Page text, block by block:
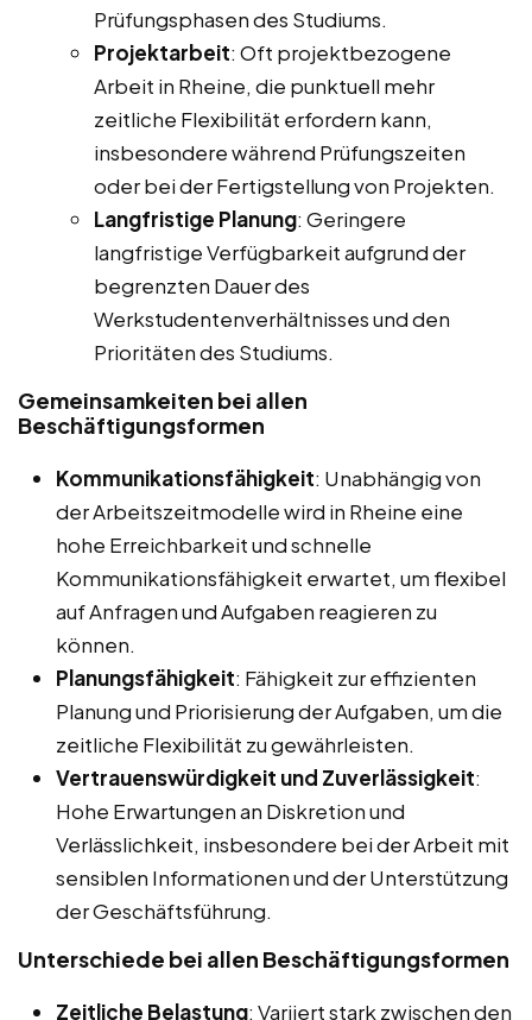
Prüfungsphasen des Studiums.
Projektarbeit: Oft projektbezogene
Arbeit in Rheine, die punktuell mehr
zeitliche Flexibilität erfordern kann,
insbesondere während Prüfungszeiten
oder bei der Fertigstellung von Projekten.
Langfristige Planung: Geringere
langfristige Verfügbarkeit aufgrund der
begrenzten Dauer des
Werkstudentenverhältnisses und den
Prioritäten des Studiums.
Gemeinsamkeiten bei allen
Beschäftigungsformen
Kommunikationsfähigkeit: Unabhängig von
der Arbeitszeitmodelle wird in Rheine eine
hohe Erreichbarkeit und schnelle
Kommunikationsfähigkeit erwartet, um flexibel
auf Anfragen und Aufgaben reagieren zu
können.
Planungsfähigkeit: Fähigkeit zur effizienten
Planung und Priorisierung der Aufgaben, um die
zeitliche Flexibilität zu gewährleisten.
Vertrauenswürdigkeit und Zuverlässigkeit:
Hohe Erwartungen an Diskretion und
Verlässlichkeit, insbesondere bei der Arbeit mit
sensiblen Informationen und der Unterstützung
der Geschäftsführung.
Unterschiede bei allen Beschäftigungsformen
Zeitliche Belastung: Variiert stark zwischen den